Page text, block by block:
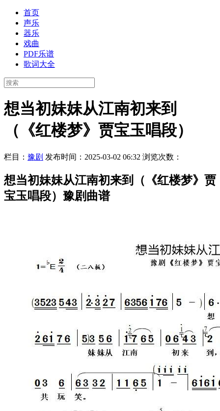
首页
声乐
器乐
戏曲
PDF乐谱
歌词大全
想当初妹妹从江南初来到
（《红楼梦》贾宝玉唱段）
栏目： 豫剧 发布时间：2025-03-02 06:32 浏览次数：
想当初妹妹从江南初来到（《红楼梦》贾
宝玉唱段）豫剧曲谱